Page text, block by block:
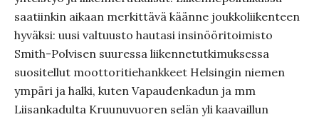
saatiinkin aikaan merkittävä käänne joukkoliikenteen
hyväksi: uusi valtuusto hautasi insinööritoimisto
Smith-Polvisen suuressa liikennetutkimuksessa
suositellut moottoritiehankkeet Helsingin niemen
ympäri ja halki, kuten Vapaudenkadun ja mm
Liisankadulta Kruunuvuoren selän yli kaavaillun